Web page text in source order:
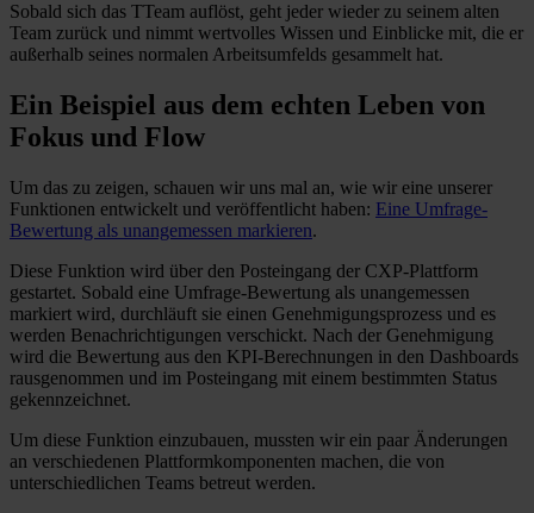
Sobald sich das TTeam auflöst, geht jeder wieder zu seinem alten
Team zurück und nimmt wertvolles Wissen und Einblicke mit, die er
außerhalb seines normalen Arbeitsumfelds gesammelt hat.
Ein Beispiel aus dem echten Leben von
Fokus und Flow
Um das zu zeigen, schauen wir uns mal an, wie wir eine unserer
Funktionen entwickelt und veröffentlicht haben: Eine Umfrage-
Bewertung als unangemessen markieren.
Diese Funktion wird über den Posteingang der CXP-Plattform
gestartet. Sobald eine Umfrage-Bewertung als unangemessen
markiert wird, durchläuft sie einen Genehmigungsprozess und es
werden Benachrichtigungen verschickt. Nach der Genehmigung
wird die Bewertung aus den KPI-Berechnungen in den Dashboards
rausgenommen und im Posteingang mit einem bestimmten Status
gekennzeichnet.
Um diese Funktion einzubauen, mussten wir ein paar Änderungen
an verschiedenen Plattformkomponenten machen, die von
unterschiedlichen Teams betreut werden.